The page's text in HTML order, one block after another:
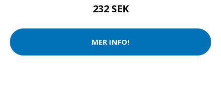
232 SEK
MER INFO!